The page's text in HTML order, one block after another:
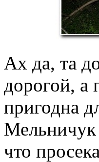
Ах да, та
дорогой, а
пригодна
Мельничук
что